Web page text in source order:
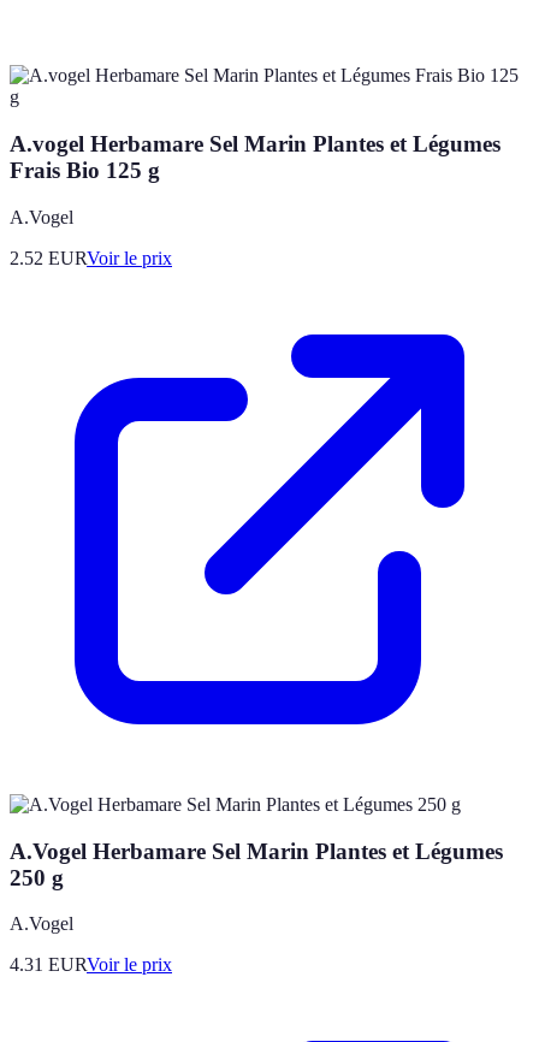
A.vogel Herbamare Sel Marin Plantes et Légumes
Frais Bio 125 g
A.Vogel
2.52 EURVoir le prix
A.Vogel Herbamare Sel Marin Plantes et Légumes
250 g
A.Vogel
4.31 EURVoir le prix